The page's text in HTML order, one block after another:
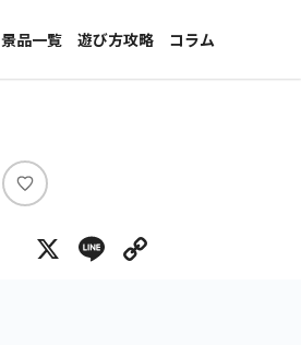
景品一覧
新着景品
メーカー一覧
遊び方攻略
コラム
インタビュー
い
ね
X Line